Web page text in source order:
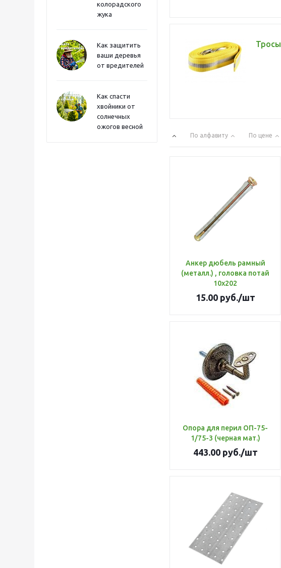
колорадского
жука
Как защитить
ваши деревья
от вредителей
Как спасти
хвойники от
солнечных
ожогов весной
Тросы
По алфавиту По цене
Анкер дюбель рамный
(металл.) , головка потай
10х202
15.00руб./шт
Опора для перил ОП-75-
1/75-3 (черная мат.)
443.00руб./шт